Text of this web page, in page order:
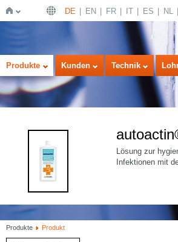
Startseite
DE EN FR IT ES NL
Produkte Kunden Technik
Lösung zur
Infektionen mit
Produkte Produkt